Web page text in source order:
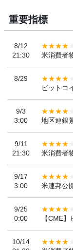
重要指標
8/12
21:30
米消費者
8/29
ビットコ
9/3
3:00
地区連銀
9/11
21:30
米消費者
9/17
3:00
米連邦公
9/25
0:00
【CME
10/14